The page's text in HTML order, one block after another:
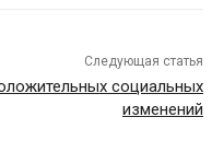
Следующая статья
социальных
изменений